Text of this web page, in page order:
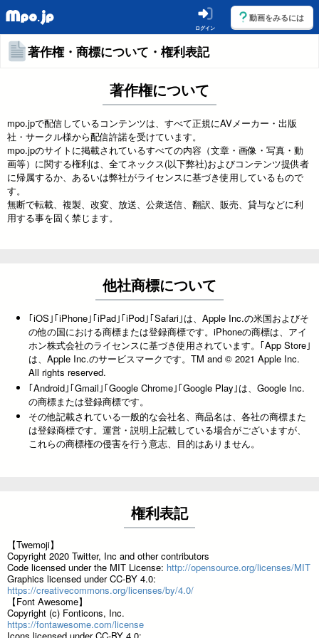
ログイン
動画をみるには
著作権・商標について・権利表記
著作権について
mpo.jpで配信しているコンテンツは、すべて正規にAVメーカー・出版
社・サークル様から配信許諾を受けています。
mpo.jpのサイトに掲載されているすべての内容（文章・画像・写真・動
画等）に関する権利は、全てネックス(以下弊社)およびコンテンツ提供者
に帰属するか、あるいは弊社がライセンスに基づき使用しているもので
す。
無断で転載、複製、改変、放送、公衆送信、翻訳、販売、貸与などに利
用する事を固く禁じます。
他社商標について
｢iOS｣｢iPhone｣｢iPad｣｢iPod｣｢Safari｣は、Apple Inc.の米国およびそ
の他の国における商標または登録商標です。iPhoneの商標は、アイ
ホン株式会社のライセンスに基づき使用されています。｢App Store｣
は、Apple Inc.のサービスマークです。TM and © 2021 Apple Inc.
All rights reserved.
｢Android｣｢Gmail｣｢Google Chrome｣｢Google Play｣は、Google Inc.
の商標または登録商標です。
その他記載されている一般的な会社名、商品名は、各社の商標また
は登録商標です。運営・説明上記載している場合がございますが、
これらの商標権の侵害を行う意志、目的はありません。
権利表記
【Twemoji】
Copyright 2020 Twitter, Inc and other contributors
Code licensed under the MIT License: http://opensource.org/licenses/MIT
Graphics licensed under CC-BY 4.0:
https://creativecommons.org/licenses/by/4.0/
【Font Awesome】
Copyright (c) Fonticons, Inc.
https://fontawesome.com/license